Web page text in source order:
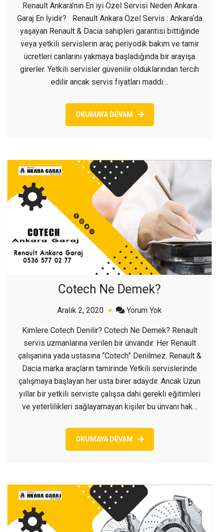
Ankara
Özel
Servis
Renault Ankara’nın En iyi Özel Servisi Neden Ankara
Garaj En İyidir? Renault Ankara Özel Servis : Ankara‘da
yaşayan Renault & Dacia sahipleri garantisi bittiğinde
veya yetkili servislerin araç periyodik bakım ve tamir
ücretleri canlarını yakmaya başladığında bir arayışa
girerler. Yetkili servisler güvenilir olduklarından tercih
edilir ancak servis fiyatları maddi…
OKUMAYA DEVAM
Cotech Ne Demek?
Aralık 2, 2020 Yorum Yok
Ne
Demek?
Kimlere Cotech Denilir? Cotech Ne Demek? Renault
servis uzmanlarına verilen bir ünvandır. Her Renault
çalışanına yada ustasına “Cotech” Denilmez. Renault &
Dacia marka araçların tamirinde Yetkili servislerinde
çalışmaya başlayan her usta birer adaydır. Ancak Uzun
yıllar bir yetkili serviste çalışsa dahi gerekli eğitimleri
ve yeterlilikleri sağlayamayan kişiler bu ünvanı hak…
OKUMAYA DEVAM